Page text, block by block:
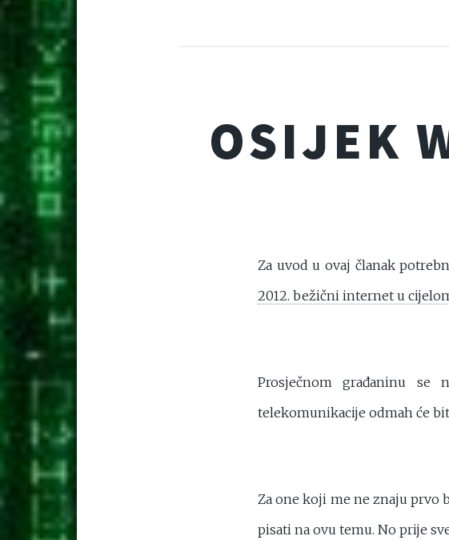
OSIJEK
Za uvod u ovaj članak
2012. bežični internet u
Prosječnom građaninu
telekomunikacije odmah će
Za one koji me ne znaju prvo
pisati na ovu temu. No prije